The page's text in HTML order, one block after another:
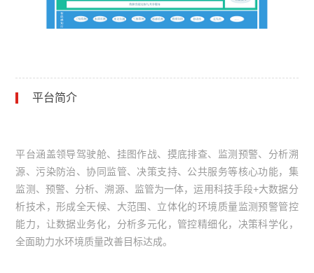
平台简介
平台涵盖领导驾驶舱、挂图作战、摸底排查、监测预警、分析溯
源、污染防治、协同监管、决策支持、公共服务等核心功能，集
监测、预警、分析、溯源、监管为一体，运用科技手段+大数据分
析技术，形成全天候、大范围、立体化的环境质量监测预警管控
能力，让数据业务化，分析多元化，管控精细化，决策科学化，
全面助力水环境质量改善目标达成。